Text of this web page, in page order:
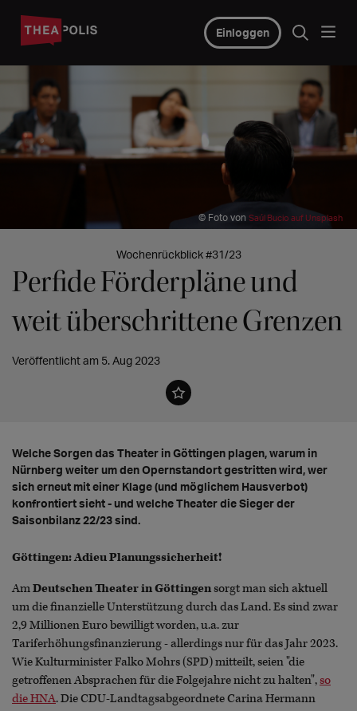
Einloggen
© Foto von Saúl Bucio auf Unsplash
Wochenrückblick #31/23
Perfide Förderpläne und
weit überschrittene Grenzen
Veröffentlicht am 5. Aug 2023
Welche Sorgen das Theater in Göttingen plagen, warum in
Nürnberg weiter um den Opernstandort gestritten wird, wer
sich erneut mit einer Klage (und möglichem Hausverbot)
konfrontiert sieht - und welche Theater die Sieger der
Saisonbilanz 22/23 sind.
Göttingen: Adieu Planungssicherheit!
AmDeutschen Theater in Göttingensorgt man sich aktuell
um die finanzielle Unterstützung durch das Land. Es sind zwar
2,9 Millionen Euro bewilligt worden, u.a. zur
Tariferhöhungsfinanzierung - allerdings nur für das Jahr 2023.
Wie Kulturminister Falko Mohrs (SPD) mitteilt, seien "die
getroffenen Absprachen für die Folgejahre nicht zu halten",so
die HNA. Die CDU-Landtagsabgeordnete Carina Hermann